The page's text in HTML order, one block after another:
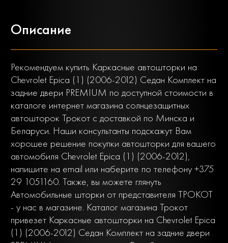
Описание
Рекомендуем купить Каркасные автошторки на
Chevrolet Epica (1) (2006-2012) Седан Комплект на
задние двери PREMIUM по доступной стоимости в
каталоге интернет магазина солнцезащитных
автошторок Трокот с доставкой по Минска и
Беларуси. Наши консультанты подскажут Вам
хорошее решение покупки автошторки для вашего
автомобиля Chevrolet Epica (1) (2006-2012),
напишите на email или наберите по телефону +375
29 1051160. Также, вы можете глянуть
Автомобильные шторки от представителя ТРОКОТ
- у нас в магазине. Каталог магазина Трокот
привезет Каркасные автошторки на Chevrolet Epica
(1) (2006-2012) Седан Комплект на задние двери